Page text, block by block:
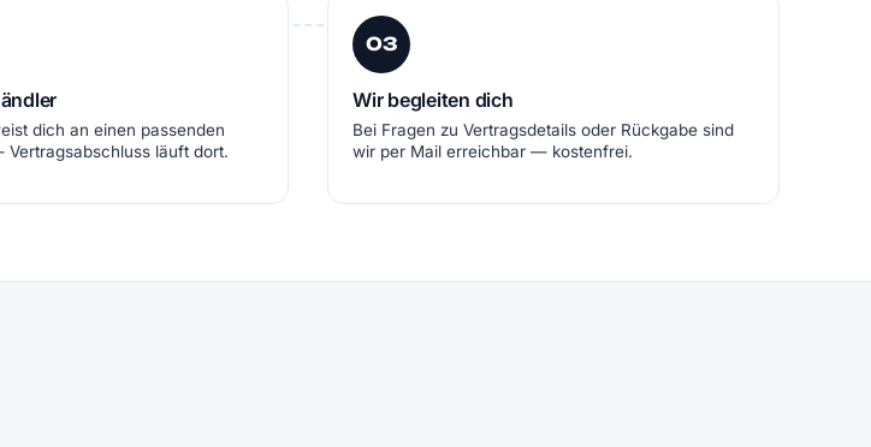
dich an einen passenden
läuft dort.
03
Wir begleiten dich
Bei Fragen zu Vertragsdetails oder Rückgabe sind
wir per Mail erreichbar — kostenfrei.